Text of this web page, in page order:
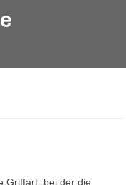
Griffart, bei der die